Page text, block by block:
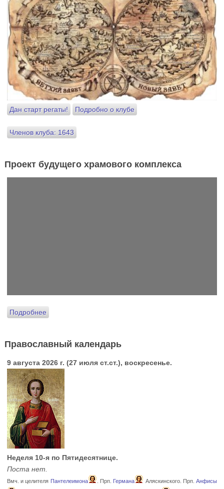
Дан старт регаты! Подробно о клубе
Членов клуба: 1643
Проект будущего храмового комплекса
Подробнее
Православный календарь
9 августа 2026 г. (27 июля ст.ст.), воскресенье.
Неделя 10-я по Пятидесятнице.
Поста нет.
Вмч. и целителя Пантелеимона . Прп. Германа Аляскинского. Прп.Анфисы